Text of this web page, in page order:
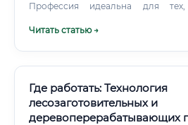
Профессия идеальна для
Читать статью →
Где работать: Технология
лесозаготовительных и
деревоперерабатывающих